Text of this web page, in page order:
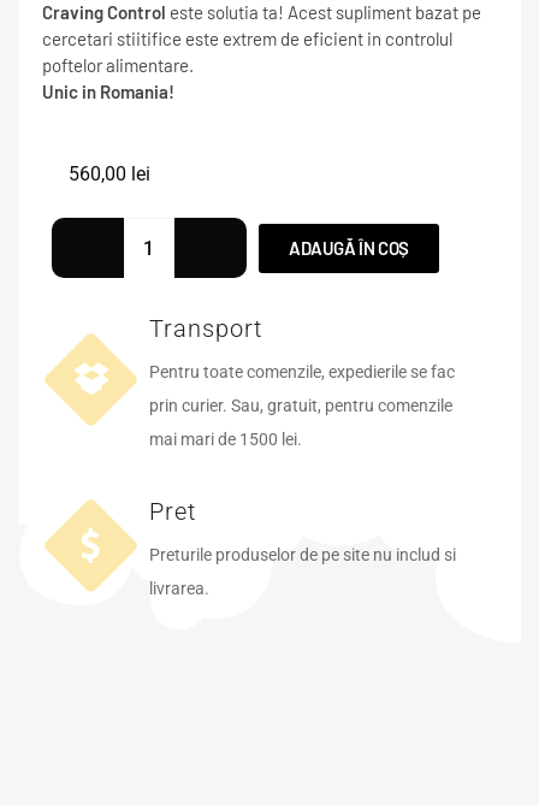
Craving Control este solutia ta! Acest supliment bazat pe
cercetari stiitifice este extrem de eficient in controlul
poftelor alimentare.
Unic in Romania!
560,00 lei
ADAUGĂ ÎN COȘ
Transport
Pentru toate comenzile, expedierile se fac
prin curier. Sau, gratuit, pentru comenzile
mai mari de 1500 lei.
Pret
Preturile produselor de pe site nu includ si
livrarea.